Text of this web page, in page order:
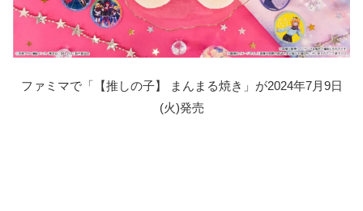
ファミマで「【推しの子】 まんまる焼き」が2024年7月9日
(火)発売